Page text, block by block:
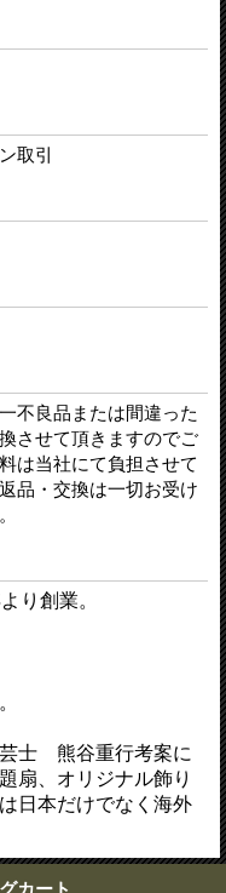
取引
不良品または間違った
させて頂きますのでご
は当社にて負担させて
品・交換は一切お受け
り創業。
士 熊谷重行考案に
扇、オリジナル飾り
日本だけでなく海外
カート